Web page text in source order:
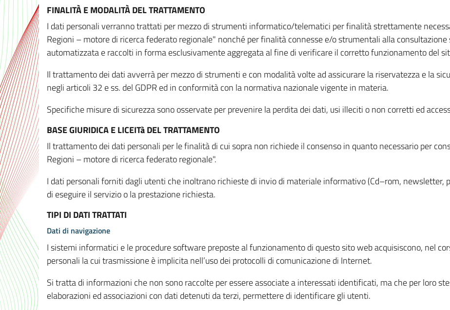
FINALITÀ E MODALITÀ DEL TRATTAMENTO
I dati personali verranno trattati per mezzo di strumenti informatico/telematici per finalità strettamente
Regioni – motore di ricerca federato regionale" nonché per finalità connesse e/o strumentali alla
automatizzata e raccolti in forma esclusivamente aggregata al fine di verificare il corretto funzionamento del
Il trattamento dei dati avverrà per mezzo di strumenti e con modalità volte ad assicurare la riservatezza e la
negli articoli 32 e ss. del GDPR ed in conformità con la normativa nazionale vigente in materia.
Specifiche misure di sicurezza sono osservate per prevenire la perdita dei dati, usi illeciti o non corretti ed
BASE GIURIDICA E LICEITà DEL TRATTAMENTO
Il trattamento dei dati personali per le finalità di cui sopra non richiede il consenso in quanto necessario per
Regioni – motore di ricerca federato regionale".
I dati personali forniti dagli utenti che inoltrano richieste di invio di materiale informativo (Cd–rom, newsletter,
di eseguire il servizio o la prestazione richiesta.
TIPI DI DATI TRATTATI
Dati di navigazione
I sistemi informatici e le procedure software preposte al funzionamento di questo sito web acquisiscono, nel
personali la cui trasmissione è implicita nell’uso dei protocolli di comunicazione di Internet.
Si tratta di informazioni che non sono raccolte per essere associate a interessati identificati, ma che per loro
elaborazioni ed associazioni con dati detenuti da terzi, permettere di identificare gli utenti.